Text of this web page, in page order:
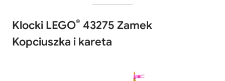
Klocki LEGO® 43275 Zamek
Kopciuszka i kareta